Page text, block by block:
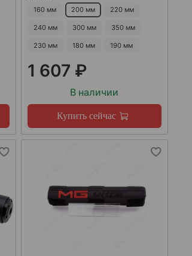
160 мм 200 мм 220 мм
240 мм 300 мм 350 мм
230 мм 180 мм 190 мм
1 607 ₽
В наличии
Купить сейчас